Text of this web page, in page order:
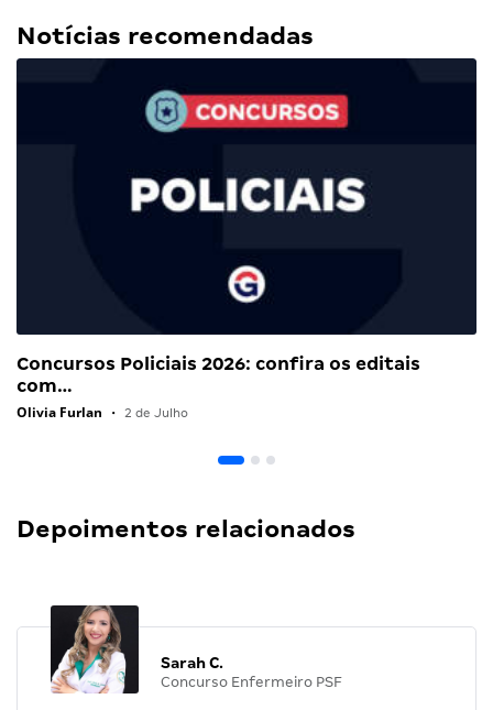
Notícias recomendadas
Concursos Policiais 2026: confira os editais
com…
Olivia Furlan • 2 de Julho
Depoimentos relacionados
Sarah C.
Concurso Enfermeiro PSF